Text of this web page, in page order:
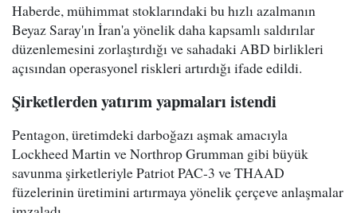
Haberde, mühimmat stoklarındaki bu hızlı azalmanın
Beyaz Saray'ın İran'a yönelik daha kapsamlı saldırılar
düzenlemesini zorlaştırdığı ve sahadaki ABD birlikleri
açısından operasyonel riskleri artırdığı ifade edildi.
Şirketlerden yatırım yapmaları istendi
Pentagon, üretimdeki darboğazı aşmak amacıyla
Lockheed Martin ve Northrop Grumman gibi büyük
savunma şirketleriyle Patriot PAC-3 ve THAAD
füzelerinin üretimini artırmaya yönelik çerçeve anlaşmalar